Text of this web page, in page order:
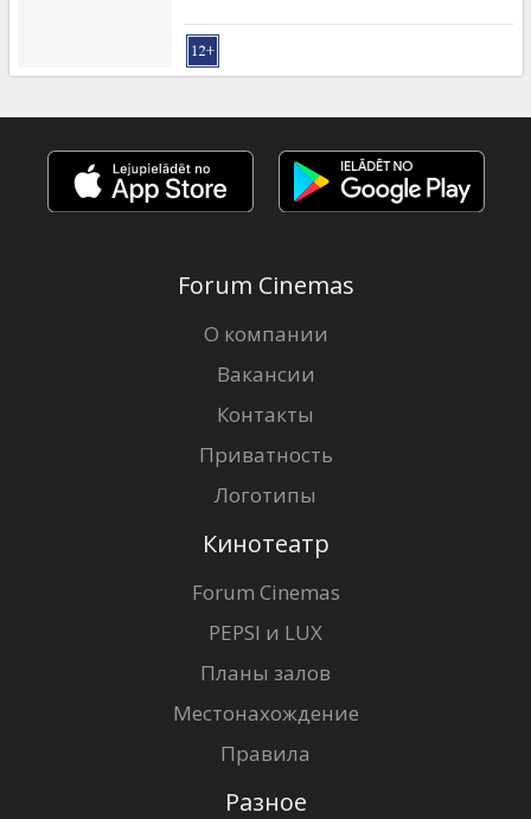
Forum Cinemas
О компании
Вакансии
Контакты
Приватность
Логотипы
Кинотеатр
Forum Cinemas
PEPSI и LUX
Планы залов
Местонахождение
Правила
Разное